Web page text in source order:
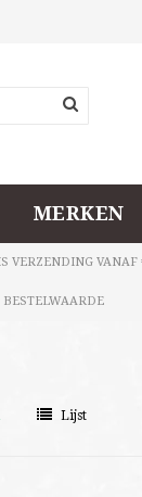
MERKEN
VERZENDING VANAF
BESTELWAARDE
Lijst